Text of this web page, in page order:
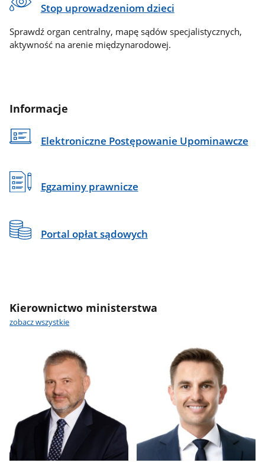
Stop uprowadzeniom dzieci
Sprawdź organ centralny, mapę sądów specjalistycznych,
aktywność na arenie międzynarodowej.
Informacje
Elektroniczne Postępowanie Upominawcze
Egzaminy prawnicze
Portal opłat sądowych
Kierownictwo ministerstwa
zobacz wszystkie